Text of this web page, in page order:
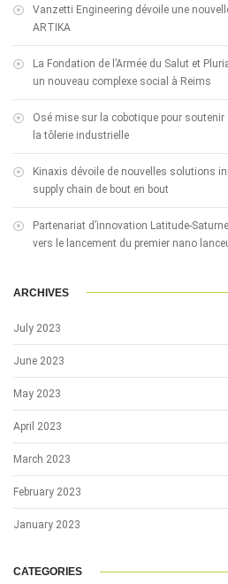
Vanzetti Engineering dévoile une
ARTIKA
La Fondation de l’Armée du Salut et
un nouveau complexe social à Reims
Osé mise sur la cobotique pour
la tôlerie industrielle
Kinaxis dévoile de nouvelles solutions
supply chain de bout en bout
Partenariat d’innovation Latitude-
vers le lancement du premier nano
ARCHIVES
July 2023
June 2023
May 2023
April 2023
March 2023
February 2023
January 2023
CATEGORIES